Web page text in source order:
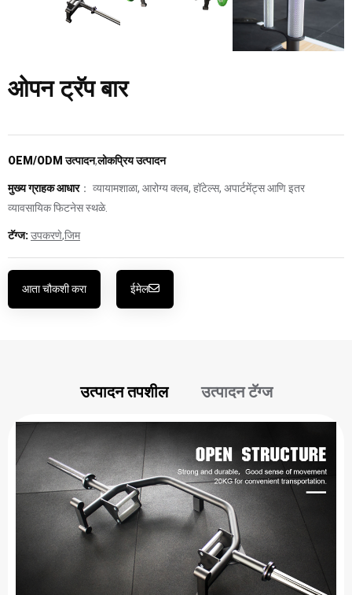
ओपन ट्रॅप बार
OEM/ODM उत्पादन,लोकप्रिय उत्पादन
मुख्य ग्राहक आधार： व्यायामशाळा, आरोग्य क्लब, हॉटेल्स, अपार्टमेंट्स आणि इतर
व्यावसायिक फिटनेस स्थळे.
टॅग्ज:उपकरणे,जिम
आता चौकशी करा ईमेल
उत्पादन तपशील उत्पादन टॅग्ज